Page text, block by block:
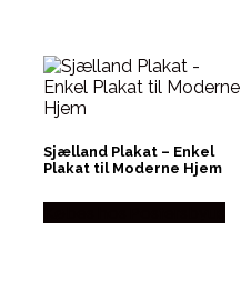
Sjælland Plakat – Enkel
Plakat til Moderne Hjem